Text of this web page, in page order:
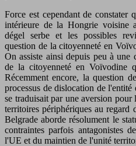
Force est cependant de constater
intérieure de la Hongrie voisine
dégel serbe et les possibles
question de la citoyenneté en
On assiste ainsi depuis peu à une
de la citoyenneté en Voïvodine
Récemment encore, la question
processus de dislocation de
se traduisait par une aversion
territoires périphériques au
Belgrade aborde résolument le
contraintes parfois antagonistes
l'UE et du maintien de l'unité